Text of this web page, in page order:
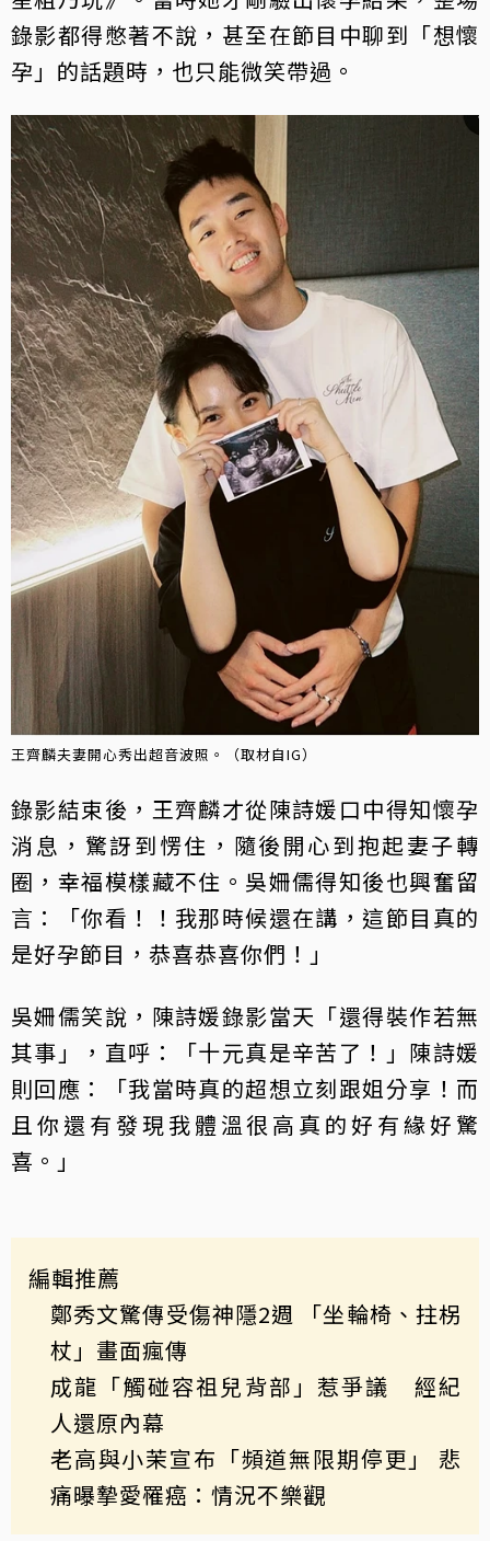
錄影都得憋著不說，甚至在節目中聊到「想懷
孕」的話題時，也只能微笑帶過。
王齊麟夫妻開心秀出超音波照。（取材自IG）
錄影結束後，王齊麟才從陳詩媛口中得知懷孕
消息，驚訝到愣住，隨後開心到抱起妻子轉
圈，幸福模樣藏不住。吳姍儒得知後也興奮留
言：「你看！！我那時候還在講，這節目真的
是好孕節目，恭喜恭喜你們！」
吳姍儒笑說，陳詩媛錄影當天「還得裝作若無
其事」，直呼：「十元真是辛苦了！」陳詩媛
則回應：「我當時真的超想立刻跟姐分享！而
且你還有發現我體溫很高真的好有緣好驚
喜。」
編輯推薦
鄭秀文驚傳受傷神隱2週 「坐輪椅、拄柺
杖」畫面瘋傳
成龍「觸碰容祖兒背部」惹爭議 經紀
人還原內幕
老高與小茉宣布「頻道無限期停更」 悲
痛曝摯愛罹癌：情況不樂觀